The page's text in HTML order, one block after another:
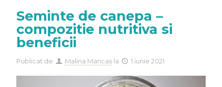
Seminte de canepa –
compozitie nutritiva si
beneficii
Publicat de Malina Mancas la 1 iunie 2021